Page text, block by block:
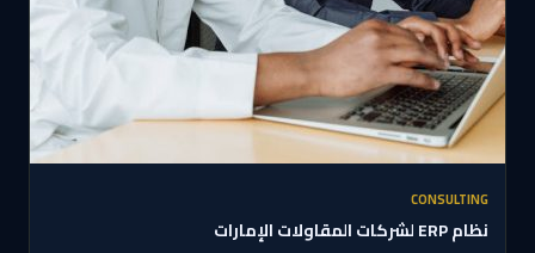
CONSULTING
نظام ERP لشركات المقاولات الإمارات